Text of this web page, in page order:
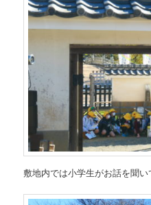
敷地内では小学生がお話を聞い